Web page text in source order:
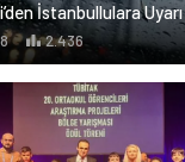
İstanbullulara
2.436